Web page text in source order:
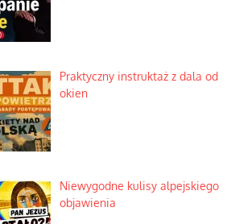
Praktyczny instruktaż z dala od
okien
Niewygodne kulisy alpejskiego
objawienia